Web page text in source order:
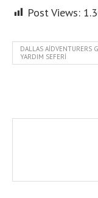
Post Views:
DALLAS AIDVENTURERS
YARDIM SEFERI